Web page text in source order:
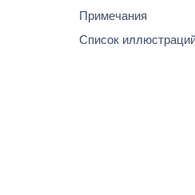
Примечания
Список